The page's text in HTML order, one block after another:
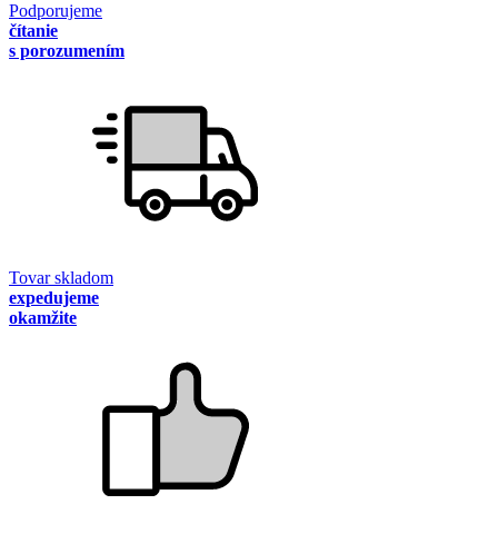
Podporujeme
čítanie
s porozumením
Tovar skladom
expedujeme
okamžite